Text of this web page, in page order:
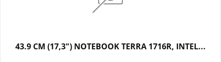
43.9 CM (17,3") NOTEBOOK TERRA 1716R, INTEL...